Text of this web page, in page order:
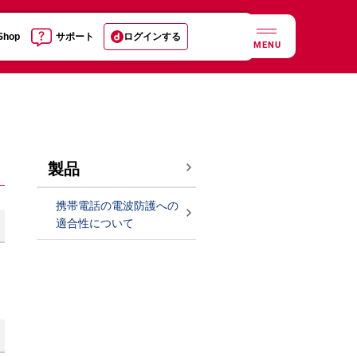
サポート ログインする
MENU
製品
携帯電話の電波防護への
適合性について